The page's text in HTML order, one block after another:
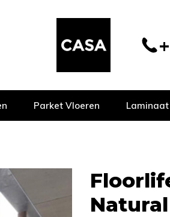
Parket Vloeren
Natural